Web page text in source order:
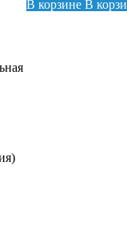
В корзине В